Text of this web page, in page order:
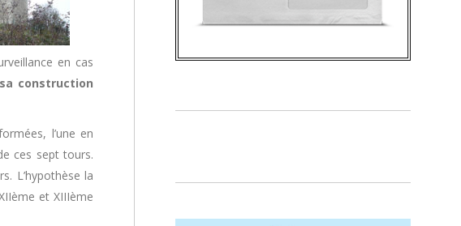
en cas
construction
l’une en
ces sept tours.
L’hypothèse la
et XIIIème